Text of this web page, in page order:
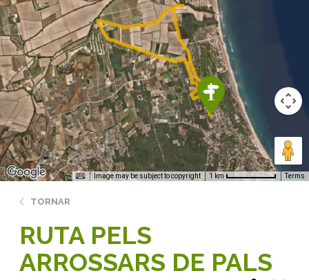
Image may be subject to copyright 1 km Terms
TORNAR
RUTA PELS
ARROSSARS DE PALS